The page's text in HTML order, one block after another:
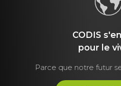
CODIS
pour le
Parce que notre futur